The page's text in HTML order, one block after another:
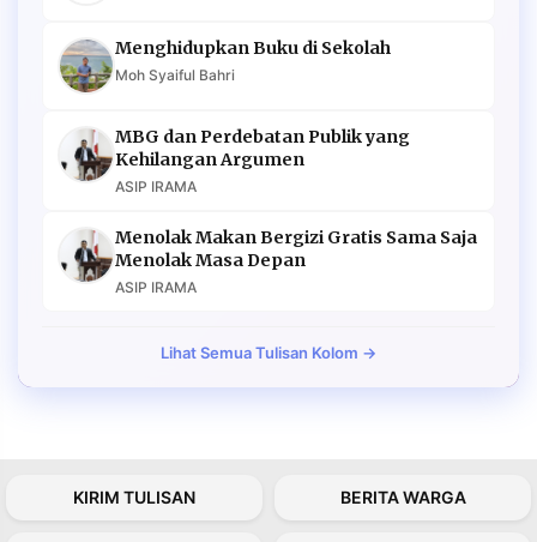
Menghidupkan Buku di Sekolah
Moh Syaiful Bahri
MBG dan Perdebatan Publik yang
Kehilangan Argumen
ASIP IRAMA
Menolak Makan Bergizi Gratis Sama Saja
Menolak Masa Depan
ASIP IRAMA
Lihat Semua Tulisan Kolom →
KIRIM TULISAN BERITA WARGA